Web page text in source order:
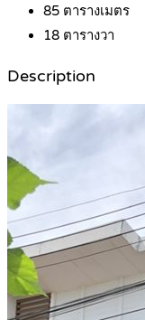
85 ตารางเมตร
18 ตารางวา
Description